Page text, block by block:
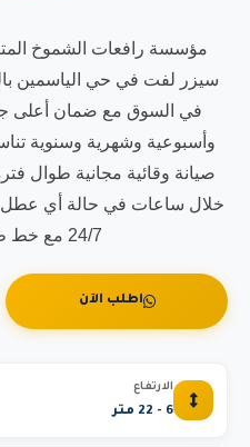
مؤسسة رافعات الشموخ
سيزر لفت في حي الياسمين
في السوق مع ضمان أعلى
وأسبوعية وشهرية وسنوية
صيانة وقائية مجانية طوال
خلال ساعات في حالة أي
24/7 مع خط طوارئ مباشر.
اطلب الآن
الارتفاع
6 - 22 متر